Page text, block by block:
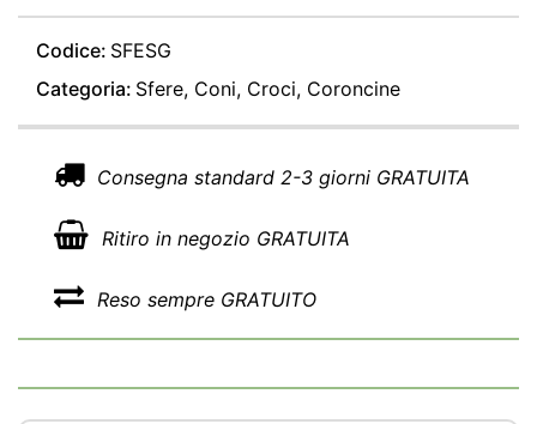
Codice: SFESG
Categoria: Sfere, Coni, Croci, Coroncine
Consegna standard 2-3 giorni GRATUITA
Ritiro in negozio GRATUITA
Reso sempre GRATUITO